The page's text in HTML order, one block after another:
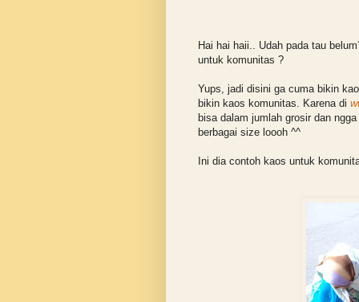
Hai hai haii.. Udah pada tau
untuk komunitas ?
Yups, jadi disini ga cuma bikin
bikin kaos komunitas. Karena di
bisa dalam jumlah grosir dan
berbagai size loooh ^^
Ini dia contoh kaos untuk